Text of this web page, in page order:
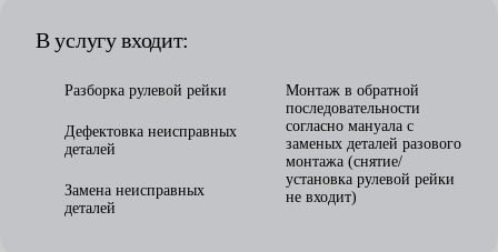
В услугу входит:
Разборка рулевой рейки
Дефектовка неисправных
деталей
Замена неисправных
деталей
Монтаж в обратной
последовательности
согласно мануала с
заменых деталей разового
монтажа (снятие/
установка рулевой рейки
не входит)